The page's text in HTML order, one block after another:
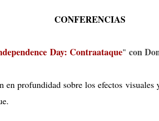
CONFERENCIAS
Day: Contraataque" con
profundidad sobre los efectos visuales